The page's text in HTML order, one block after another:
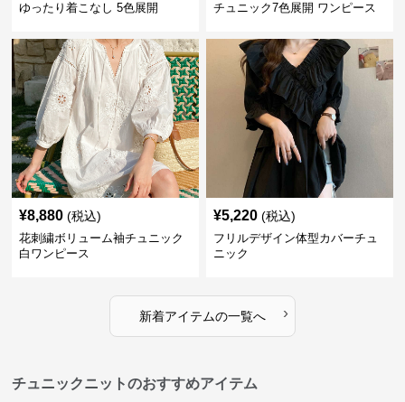
ゆったり着こなし 5色展開
チュニック7色展開 ワンピース
¥8,880 (税込)
花刺繍ボリューム袖チュニック
白ワンピース
¥5,220 (税込)
フリルデザイン体型カバーチュ
ニック
新着アイテムの一覧へ ›
チュニックニットのおすすめアイテム